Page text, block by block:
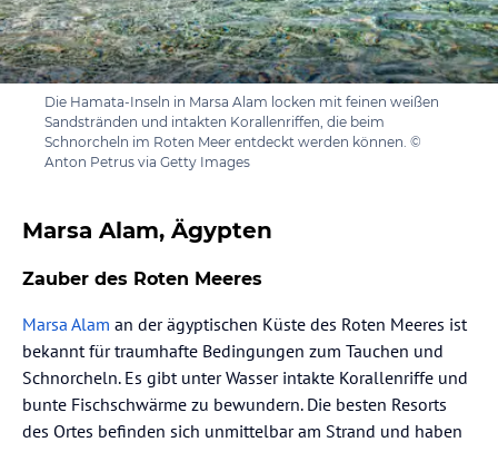
Die Hamata-Inseln in Marsa Alam locken mit feinen weißen
Sandstränden und intakten Korallenriffen, die beim
Schnorcheln im Roten Meer entdeckt werden können. ©
Anton Petrus via Getty Images
Marsa Alam, Ägypten
Zauber des Roten Meeres
Marsa Alam an der ägyptischen Küste des Roten Meeres ist
bekannt für traumhafte Bedingungen zum Tauchen und
Schnorcheln. Es gibt unter Wasser intakte Korallenriffe und
bunte Fischschwärme zu bewundern. Die besten Resorts
des Ortes befinden sich unmittelbar am Strand und haben